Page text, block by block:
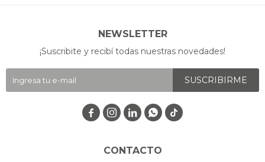
CONTACTO
NEWSLETTER
¡Suscribite y recibí todas nuestras novedades!
SUSCRIBIRME
   